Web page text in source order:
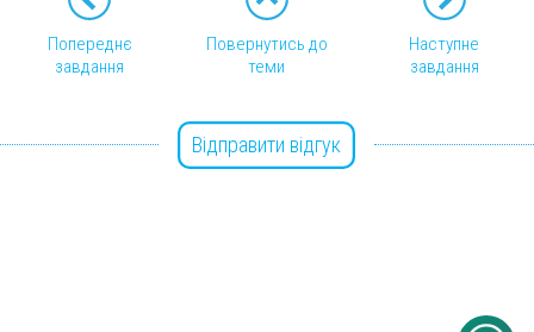
Попереднє
завдання
Повернутись до
теми
Наступне
завдання
Відправити відгук